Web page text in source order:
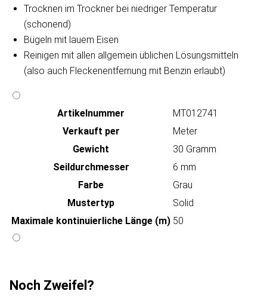
Trocknen im Trockner bei niedriger Temperatur
(schonend)
Bügeln mit lauem Eisen
Reinigen mit allen allgemein üblichen Lösungsmitteln
(also auch Fleckenentfernung mit Benzin erlaubt)
Artikeln‌ummer
MT012741
Verkauft per
Meter
Gewicht
30 Gramm
Seildurchmesser
6 mm
Farbe
Grau
Mustertyp
Solid
Maximale kontinuierliche Länge (m) 50
Noch Zweifel?